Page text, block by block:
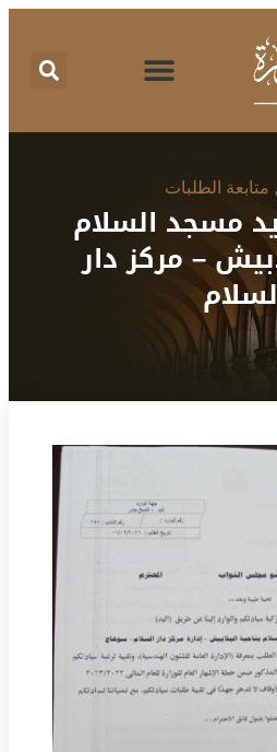
, متابعة الطلبات
مسجد السلام
– مركز دار